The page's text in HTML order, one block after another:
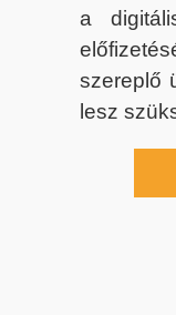
a
szereplő
lesz